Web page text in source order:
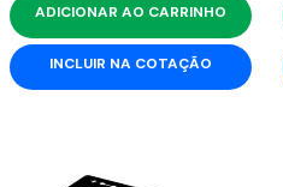
ADICIONAR AO CARRINHO
INCLUIR NA COTAÇÃO